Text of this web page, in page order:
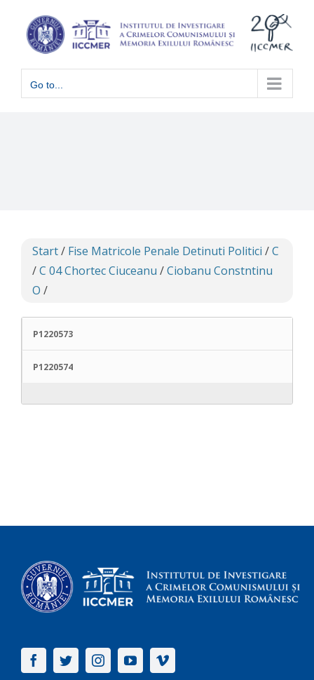
content
Go to...
Start/ Fise Matricole Penale Detinuti Politici /C
/C 04 Chortec Ciuceanu /Ciobanu Constntinu
O /
P1220573
P1220574